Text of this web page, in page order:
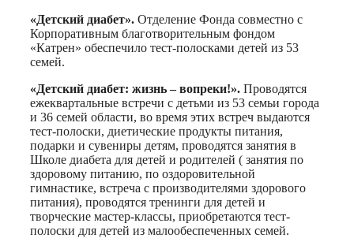
«Детский диабет». Отделение Фонда совместно с
Корпоративным благотворительным фондом
«Катрен» обеспечило тест-полосками детей из 53
семей.
«Детский диабет: жизнь – вопреки!». Проводятся
ежеквартальные встречи с детьми из 53 семьи города
и 36 семей области, во время этих встреч выдаются
тест-полоски, диетические продукты питания,
подарки и сувениры детям, проводятся занятия в
Школе диабета для детей и родителей ( занятия по
здоровому питанию, по оздоровительной
гимнастике, встреча с производителями здорового
питания), проводятся тренинги для детей и
творческие мастер-классы, приобретаются тест-
полоски для детей из малообеспеченных семей.